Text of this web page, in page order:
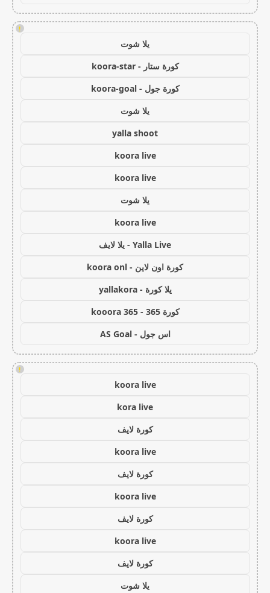
!
يلا شوت
كورة ستار - koora-star
كورة جول - koora-goal
يلا شوت
yalla shoot
koora live
koora live
يلا شوت
koora live
Yalla Live - يلا لايف
كورة اون لاين - koora onl
يلا كورة - yallakora
كورة 365 - kooora 365
اس جول - AS Goal
!
koora live
kora live
كورة لايف
koora live
كورة لايف
koora live
كورة لايف
koora live
كورة لايف
يلا شوت